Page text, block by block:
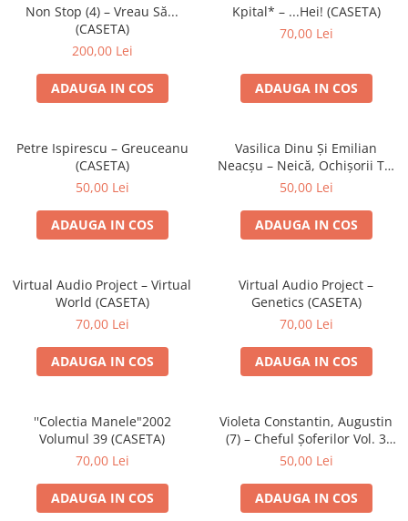
Viniluri Românești
Colecția Electrecord
Non Stop (4) – Vreau Să...
(CASETA)
200,00 Lei
ADAUGA IN COS
Kpital* – ...Hei! (CASETA)
70,00 Lei
ADAUGA IN COS
Petre Ispirescu – Greuceanu
(CASETA)
50,00 Lei
ADAUGA IN COS
Vasilica Dinu Și Emilian
Neacșu – Neică, Ochișorii Tăi
(CASETA)
50,00 Lei
ADAUGA IN COS
Virtual Audio Project – Virtual
World (CASETA)
70,00 Lei
ADAUGA IN COS
Virtual Audio Project –
Genetics (CASETA)
70,00 Lei
ADAUGA IN COS
''Colectia Manele"2002
Volumul 39 (CASETA)
70,00 Lei
ADAUGA IN COS
Violeta Constantin, Augustin
(7) – Cheful Șoferilor Vol. 3
(CASETA)
50,00 Lei
ADAUGA IN COS